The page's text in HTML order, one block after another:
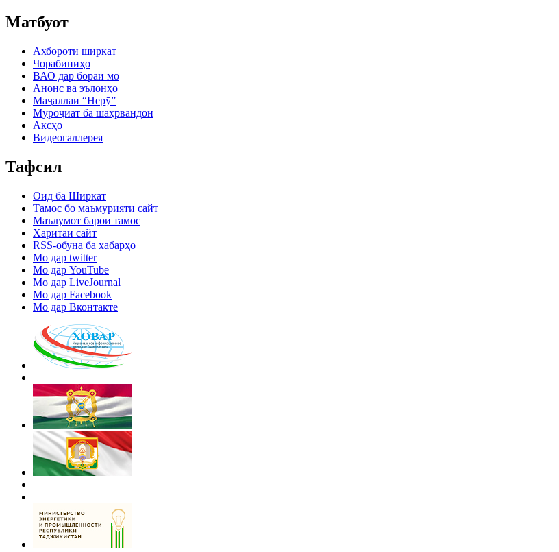
Матбуот
Ахбороти ширкат
Чорабиниҳо
ВАО дар бораи мо
Анонс ва эълонҳо
Маҷаллаи “Нерӯ”
Муроҷиат ба шаҳрвандон
Аксҳо
Видеогаллерея
Тафсил
Оид ба Ширкат
Тамос бо маъмурияти сайт
Маълумот барои тамос
Харитаи сайт
RSS-обуна ба хабарҳо
Мо дар twitter
Мо дар YouTube
Мо дар LiveJournal
Мо дар Facebook
Мо дар Вконтакте